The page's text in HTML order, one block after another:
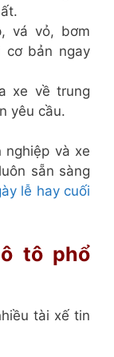
vá vỏ, bơm
cơ bản ngay
xe về trung
yêu cầu.
nghiệp và xe
sẵn sàng
lễ hay cuối
tô phổ
tài xế tin